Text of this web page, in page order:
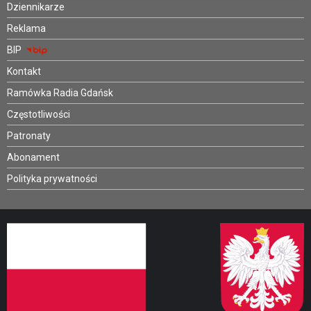
Dziennikarze
Reklama
BIP
Kontakt
Ramówka Radia Gdańsk
Częstotliwości
Patronaty
Abonament
Polityka prywatności